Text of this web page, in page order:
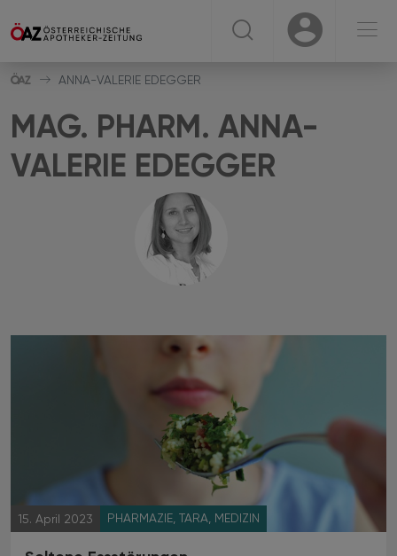
USER USER ☰
ANNA-VALERIE EDEGGER
MAG. PHARM. ANNA-
VALERIE EDEGGER
15. April 2023 PHARMAZIE, TARA, MEDIZIN